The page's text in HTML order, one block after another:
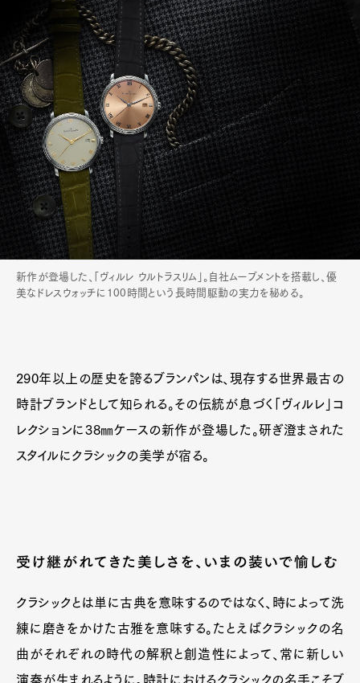
新作が登場した、「ヴィルレ ウルトラスリム」。自社ムーブメントを搭載し、優
美なドレスウォッチに100時間という長時間駆動の実力を秘める。
290年以上の歴史を誇るブランパンは、現存する世界最古の
時計ブランドとして知られる。その伝統が息づく「ヴィルレ」コ
レクションに38㎜ケースの新作が登場した。研ぎ澄まされた
スタイルにクラシックの美学が宿る。
受け継がれてきた美しさを、いまの装いで愉しむ
クラシックとは単に古典を意味するのではなく、時によって洗
練に磨きをかけた古雅を意味する。たとえばクラシックの名
曲がそれぞれの時代の解釈と創造性によって、常に新しい
演奏が生まれるように。時計におけるクラシックの名手こそブ